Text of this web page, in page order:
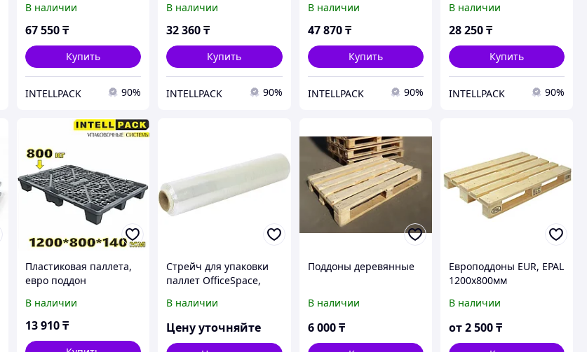
В наличии
67 550₸
Купить
INTELLPACK 90%
1200 800 150мм на 2-х
полозьях серый
В наличии
32 360₸
Купить
INTELLPACK 90%
1200 1000 150мм на
двух полозьях, до 3000
В наличии
47 870 ₸
Купить
INTELLPACK 90%
В наличии
28 250₸
Купить
INTELLPACK 90%
Пластиковая паллета,
евро поддон
1200 800 140 мм на
ножках серый
В наличии
13 910₸
Стрейч для упаковки
паллет OfficeSpace,
17мкм, первичное
сырье, растяж. 180%
В наличии
Цену уточняйте
Поддоны деревянные
В наличии
6 000 ₸
Европоддоны EUR, EPAL
1200х800мм
В наличии
от2 500₸